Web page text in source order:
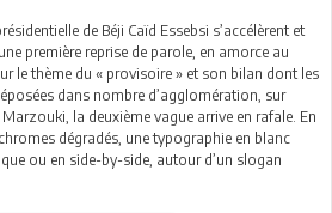
de Béji Caïd Essebsi s’accélèrent et
première reprise de parole, en amorce au
le thème du « provisoire » et son bilan dont les
dans nombre d’agglomération, sur
la deuxième vague arrive en rafale. En
dégradés, une typographie en blanc
ou en side-by-side, autour d’un slogan